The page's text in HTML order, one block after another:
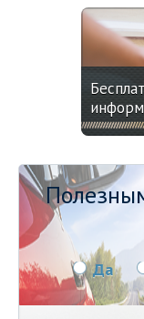
Да